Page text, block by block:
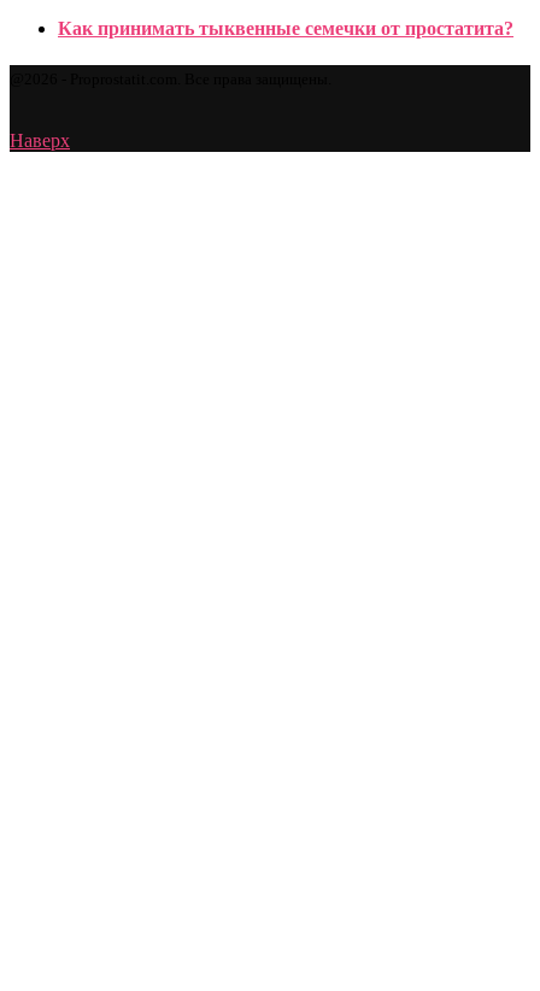
Как принимать тыквенные семечки от простатита?
Наверх